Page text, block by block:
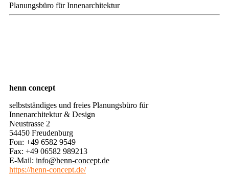
Planungsbüro für Innenarchitektur
henn concept
selbstständiges und freies Planungsbüro für
Innenarchitektur & Design
Neustrasse 2
54450 Freudenburg
Fon: +49 6582 9549
Fax: +49 06582 989213
E-Mail: info@henn-concept.de
https://henn-concept.de/